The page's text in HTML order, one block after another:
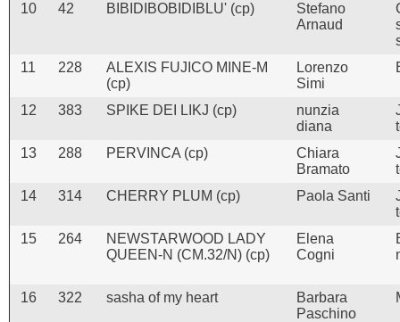
10
42 BIBIDIBOBIDIBLU' (cp)
Stefano
Arnaud
11
228
ALEXIS FUJICO MINE-M
(cp)
Lorenzo
Simi
12 383 SPIKE DEI LIKJ (cp)
nunzia
diana
13
288 PERVINCA (cp)
Chiara
Bramato
14
314 CHERRY PLUM (cp) Paola Santi
15
264
NEWSTARWOOD LADY
QUEEN-N (CM.32/N) (cp)
Elena
Cogni
16 322 sasha of my heart
Barbara
Paschino